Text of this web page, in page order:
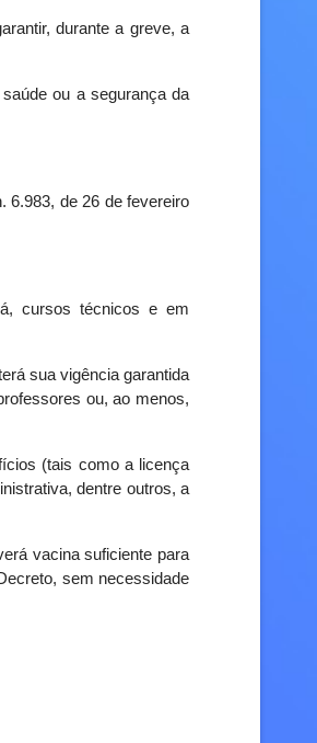
durante a greve, a
ou a segurança da
6.983, de 26 de fevereiro
cursos técnicos e em
sua vigência garantida
ou, ao menos,
(tais como a licença
dentre outros, a
vacina suficiente para
sem necessidade